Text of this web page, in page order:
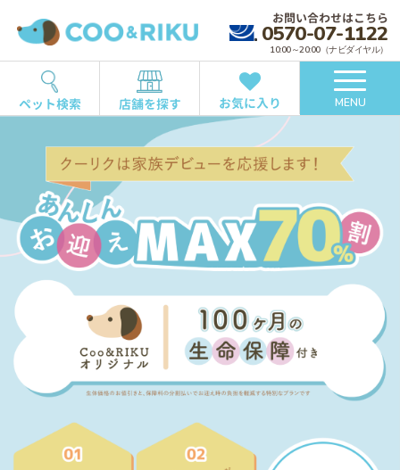
お問い合わせはこちら
0570-07-1122
10:00～20:00（ナビダイヤル）
ペット検索 店舗を探す お気に入り MENU